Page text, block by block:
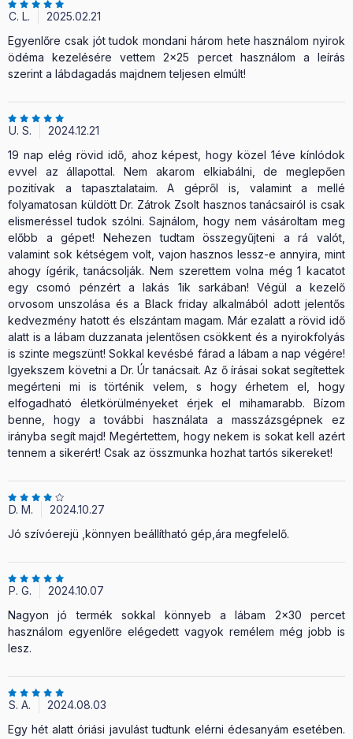
C. L.
2025.02.21
Egyenlőre csak jót tudok mondani három hete használom nyirok
ödéma kezelésére vettem 2x25 percet használom a leírás
szerint a lábdagadás majdnem teljesen elmúlt!
U. S.
2024.12.21
19 nap elég rövid idő, ahoz képest, hogy közel 1éve kínlódok
evvel az állapottal. Nem akarom elkiabálni, de meglepően
pozitívak a tapasztalataim. A gépről is, valamint a mellé
folyamatosan küldött Dr. Zátrok Zsolt hasznos tanácsairól is csak
elismeréssel tudok szólni. Sajnálom, hogy nem vásároltam meg
előbb a gépet! Nehezen tudtam összegyűjteni a rá valót,
valamint sok kétségem volt, vajon hasznos lessz-e annyira, mint
ahogy ígérik, tanácsolják. Nem szerettem volna még 1 kacatot
egy csomó pénzért a lakás 1ik sarkában! Végül a kezelő
orvosom unszolása és a Black friday alkalmából adott jelentős
kedvezmény hatott és elszántam magam. Már ezalatt a rövid idő
alatt is a lábam duzzanata jelentősen csökkent és a nyirokfolyás
is szinte megszünt! Sokkal kevésbé fárad a lábam a nap végére!
Igyekszem követni a Dr. Úr tanácsait. Az ő írásai sokat segítettek
megérteni mi is történik velem, s hogy érhetem el, hogy
elfogadható életkörülményeket érjek el mihamarabb. Bízom
benne, hogy a további használata a masszázsgépnek ez
irányba segít majd! Megértettem, hogy nekem is sokat kell azért
tennem a sikerért! Csak az összmunka hozhat tartós sikereket!
D. M.
2024.10.27
Jó szívóerejü ,könnyen beállítható gép,ára megfelelő.
P. G.
2024.10.07
Nagyon jó termék sokkal könnyeb a lábam 2x30 percet
használom egyenlőre elégedett vagyok remélem még jobb is
lesz.
S. A.
2024.08.03
Egy hét alatt óriási javulást tudtunk elérni édesanyám esetében.